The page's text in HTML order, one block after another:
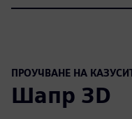
ПРОУЧВАНЕ НА
Шапр 3D